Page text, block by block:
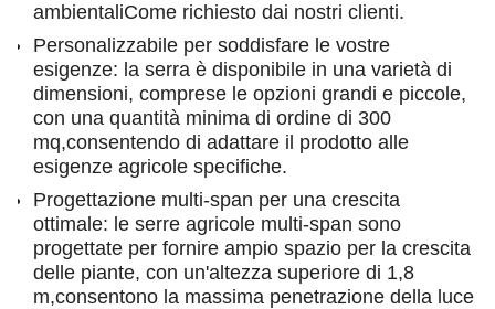
ambientaliCome richiesto dai nostri clienti.
Personalizzabile per soddisfare le vostre
esigenze: la serra è disponibile in una varietà di
dimensioni, comprese le opzioni grandi e piccole,
con una quantità minima di ordine di 300
mq,consentendo di adattare il prodotto alle
esigenze agricole specifiche.
Progettazione multi-span per una crescita
ottimale: le serre agricole multi-span sono
progettate per fornire ampio spazio per la crescita
delle piante, con un'altezza superiore di 1,8
m,consentono la massima penetrazione della luce